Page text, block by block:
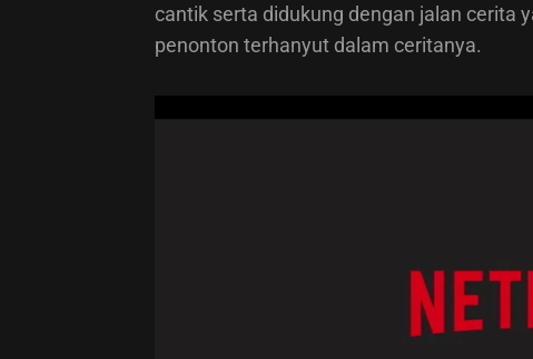
cantik serta didukung dengan jalan cerita
penonton terhanyut dalam ceritanya.